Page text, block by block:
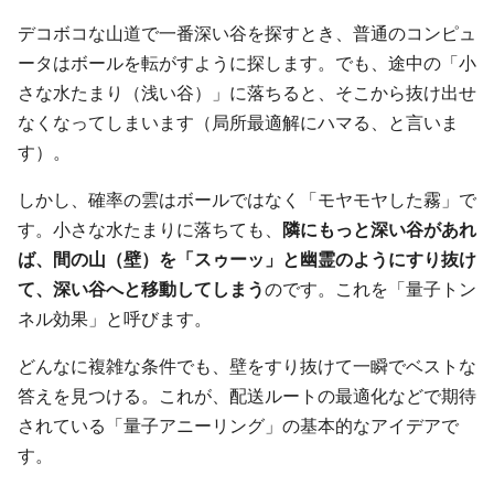
デコボコな山道で一番深い谷を探すとき、普通のコンピュ
ータはボールを転がすように探します。でも、途中の「小
さな水たまり（浅い谷）」に落ちると、そこから抜け出せ
なくなってしまいます（局所最適解にハマる、と言いま
す）。
しかし、確率の雲はボールではなく「モヤモヤした霧」で
す。小さな水たまりに落ちても、 隣にもっと深い谷があれ
ば、間の山（壁）を「スゥーッ」と幽霊のようにすり抜け
て、深い谷へと移動してしまうのです。これを「量子トン
ネル効果」と呼びます。
どんなに複雑な条件でも、壁をすり抜けて一瞬でベストな
答えを見つける。これが、配送ルートの最適化などで期待
されている「量子アニーリング」の基本的なアイデアで
す。